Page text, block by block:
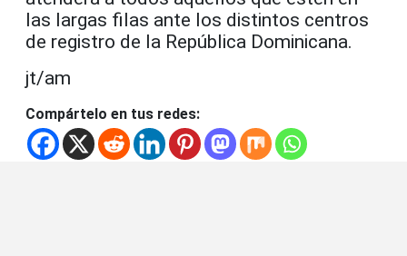
las largas filas ante los distintos centros
de registro de la República Dominicana.
jt/am
Compártelo en tus redes: